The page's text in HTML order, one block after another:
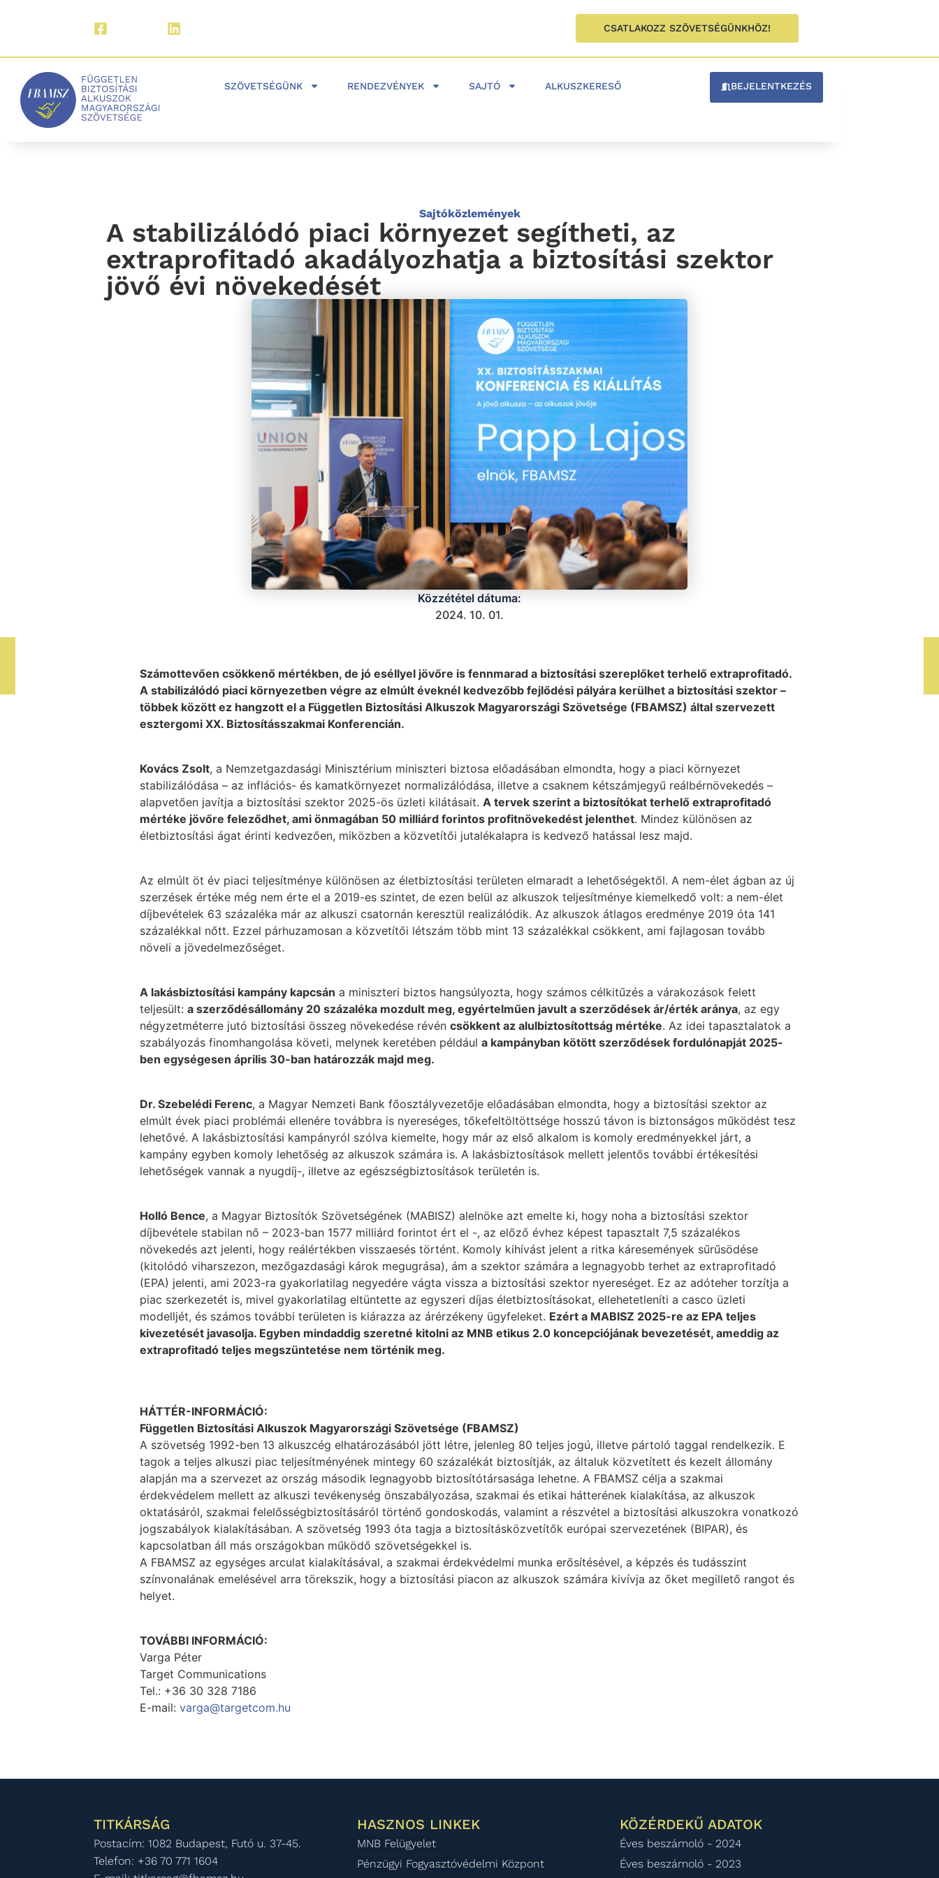
CSATLAKOZZ SZÖVETSÉGÜNKHÖZ!
SZÖVETSÉGÜNK RENDEZVÉNYEK SAJTÓ ALKUSZKERESŐ BEJELENTKEZÉS
Sajtóközlemények
A stabilizálódó piaci környezet segítheti, az
extraprofitadó akadályozhatja a biztosítási szektor
jövő évi növekedését
Közzététel dátuma:
2024. 10. 01.
Számottevően csökkenő mértékben, de jó eséllyel jövőre is fennmarad a biztosítási szereplőket terhelő extraprofitadó.
A stabilizálódó piaci környezetben végre az elmúlt éveknél kedvezőbb fejlődési pályára kerülhet a biztosítási szektor –
többek között ez hangzott el a Független Biztosítási Alkuszok Magyarországi Szövetsége (FBAMSZ) által szervezett
esztergomi XX. Biztosításszakmai Konferencián.
Kovács Zsolt, a Nemzetgazdasági Minisztérium miniszteri biztosa előadásában elmondta, hogy a piaci környezet
stabilizálódása – az inflációs- és kamatkörnyezet normalizálódása, illetve a csaknem kétszámjegyű reálbérnövekedés –
alapvetően javítja a biztosítási szektor 2025-ös üzleti kilátásait. A tervek szerint a biztosítókat terhelő extraprofitadó
mértéke jövőre feleződhet, ami önmagában 50 milliárd forintos profitnövekedést jelenthet. Mindez különösen az
életbiztosítási ágat érinti kedvezően, miközben a közvetítői jutalékalapra is kedvező hatással lesz majd.
Az elmúlt öt év piaci teljesítménye különösen az életbiztosítási területen elmaradt a lehetőségektől. A nem-élet ágban az új
szerzések értéke még nem érte el a 2019-es szintet, de ezen belül az alkuszok teljesítménye kiemelkedő volt: a nem-élet
díjbevételek 63 százaléka már az alkuszi csatornán keresztül realizálódik. Az alkuszok átlagos eredménye 2019 óta 141
százalékkal nőtt. Ezzel párhuzamosan a közvetítői létszám több mint 13 százalékkal csökkent, ami fajlagosan tovább
növeli a jövedelmezőséget.
A lakásbiztosítási kampány kapcsán a miniszteri biztos hangsúlyozta, hogy számos célkitűzés a várakozások felett
teljesült: a szerződésállomány 20 százaléka mozdult meg, egyértelműen javult a szerződések ár/érték aránya, az egy
négyzetméterre jutó biztosítási összeg növekedése révén csökkent az alulbiztosítottság mértéke. Az idei tapasztalatok a
szabályozás finomhangolása követi, melynek keretében például a kampányban kötött szerződések fordulónapját 2025-
ben egységesen április 30-ban határozzák majd meg.
Dr. Szebelédi Ferenc, a Magyar Nemzeti Bank főosztályvezetője előadásában elmondta, hogy a biztosítási szektor az
elmúlt évek piaci problémái ellenére továbbra is nyereséges, tőkefeltöltöttsége hosszú távon is biztonságos működést tesz
lehetővé. A lakásbiztosítási kampányról szólva kiemelte, hogy már az első alkalom is komoly eredményekkel járt, a
kampány egyben komoly lehetőség az alkuszok számára is. A lakásbiztosítások mellett jelentős további értékesítési
lehetőségek vannak a nyugdíj-, illetve az egészségbiztosítások területén is.
Holló Bence, a Magyar Biztosítók Szövetségének (MABISZ) alelnöke azt emelte ki, hogy noha a biztosítási szektor
díjbevétele stabilan nő – 2023-ban 1577 milliárd forintot ért el -, az előző évhez képest tapasztalt 7,5 százalékos
növekedés azt jelenti, hogy reálértékben visszaesés történt. Komoly kihívást jelent a ritka káresemények sűrűsödése
(kitolódó viharszezon, mezőgazdasági károk megugrása), ám a szektor számára a legnagyobb terhet az extraprofitadó
(EPA) jelenti, ami 2023-ra gyakorlatilag negyedére vágta vissza a biztosítási szektor nyereséget. Ez az adóteher torzítja a
piac szerkezetét is, mivel gyakorlatilag eltüntette az egyszeri díjas életbiztosításokat, ellehetetleníti a casco üzleti
modelljét, és számos további területen is kiárazza az árérzékeny ügyfeleket. Ezért a MABISZ 2025-re az EPA teljes
kivezetését javasolja. Egyben mindaddig szeretné kitolni az MNB etikus 2.0 koncepciójának bevezetését, ameddig az
extraprofitadó teljes megszüntetése nem történik meg.
HÁTTÉR-INFORMÁCIÓ:
Független Biztosítási Alkuszok Magyarországi Szövetsége (FBAMSZ)
A szövetség 1992-ben 13 alkuszcég elhatározásából jött létre, jelenleg 80 teljes jogú, illetve pártoló taggal rendelkezik. E
tagok a teljes alkuszi piac teljesítményének mintegy 60 százalékát biztosítják, az általuk közvetített és kezelt állomány
alapján ma a szervezet az ország második legnagyobb biztosítótársasága lehetne. A FBAMSZ célja a szakmai
érdekvédelem mellett az alkuszi tevékenység önszabályozása, szakmai és etikai hátterének kialakítása, az alkuszok
oktatásáról, szakmai felelősségbiztosításáról történő gondoskodás, valamint a részvétel a biztosítási alkuszokra vonatkozó
jogszabályok kialakításában. A szövetség 1993 óta tagja a biztosításközvetítők európai szervezetének (BIPAR), és
kapcsolatban áll más országokban működő szövetségekkel is.
A FBAMSZ az egységes arculat kialakításával, a szakmai érdekvédelmi munka erősítésével, a képzés és tudásszint
színvonalának emelésével arra törekszik, hogy a biztosítási piacon az alkuszok számára kivívja az őket megillető rangot és
helyet.
TOVÁBBI INFORMÁCIÓ:
Varga Péter
Target Communications
Tel.: +36 30 328 7186
E-mail: varga@targetcom.hu
TITKÁRSÁG
Postacím: 1082 Budapest, Futó u. 37-45.
Telefon: +36 70 771 1604
HASZNOS LINKEK
MNB Felügyelet
Pénzügyi Fogyasztóvédelmi Központ
KÖZÉRDEKŰ ADATOK
Éves beszámoló - 2024
Éves beszámoló - 2023